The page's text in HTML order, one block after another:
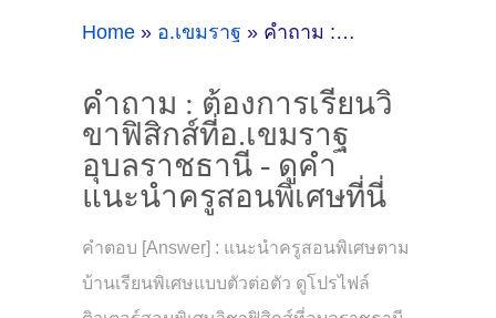
Home » อ.เขมราฐ » คำถาม : ต้องการเรียนวิขาฟิสิกส์ที่อ.เขมราฐ อุบลราชธานี - ดูคำแนะนำครูสอนพิเศษที่นี่
คำถาม : ต้องการเรียนวิ
ขาฟิสิกส์ที่อ.เขมราฐ
อุบลราชธานี - ดูคำ
แนะนำครูสอนพิเศษที่นี่
คำตอบ [Answer] : แนะนำครูสอนพิเศษตาม
บ้านเรียนพิเศษแบบตัวต่อตัว ดูโปรไฟล์